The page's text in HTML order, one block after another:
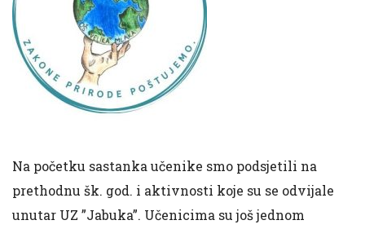
Na početku sastanka učenike smo podsjetili na
prethodnu šk. god. i aktivnosti koje su se odvijale
unutar UZ ”Jabuka”. Učenicima su još jednom